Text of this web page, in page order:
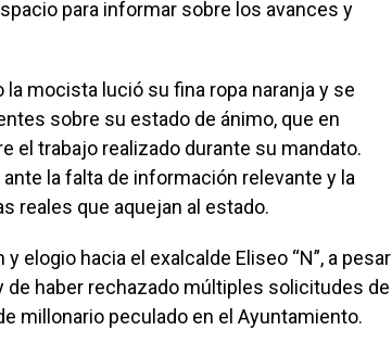
para informar sobre los avances y
mocista lució su fina ropa naranja y se
sobre su estado de ánimo, que en
el trabajo realizado durante su mandato.
la falta de información relevante y la
reales que aquejan al estado.
elogio hacia el exalcalde Eliseo “N”, a pesar
de haber rechazado múltiples solicitudes de
millonario peculado en el Ayuntamiento.